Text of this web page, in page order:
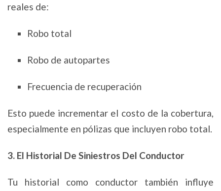
reales de:
Robo total
Robo de autopartes
Frecuencia de recuperación
Esto puede incrementar el costo de la cobertura,
especialmente en pólizas que incluyen robo total.
3. El Historial De Siniestros Del Conductor
Tu historial como conductor también influye